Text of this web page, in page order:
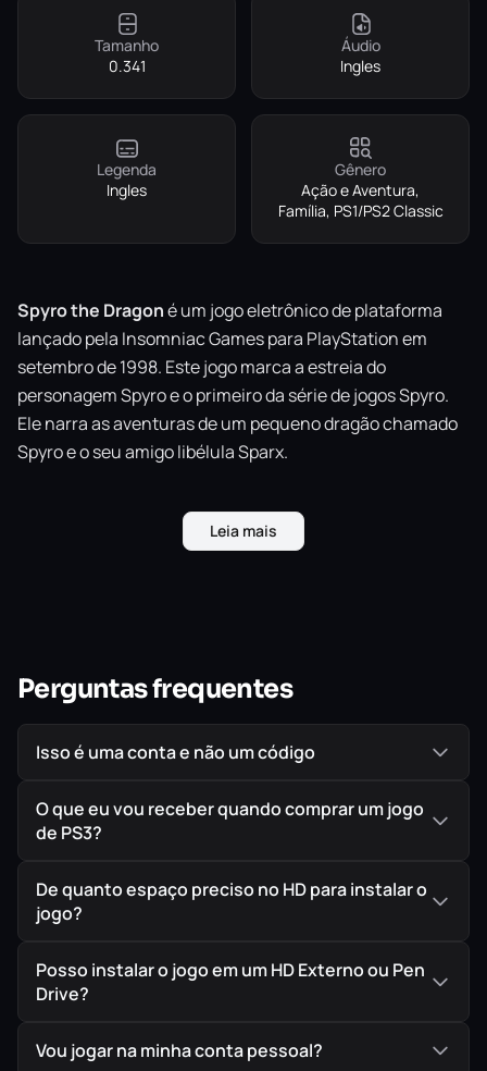
Tamanho
0.341
Áudio
Ingles
Legenda
Ingles
Gênero
Ação e Aventura,
Família, PS1/PS2 Classic
Spyro the Dragoné um jogo eletrônico de plataforma
lançado pela Insomniac Games para PlayStation em
setembro de 1998. Este jogo marca a estreia do
personagem Spyro e o primeiro da série de jogos Spyro.
Ele narra as aventuras de um pequeno dragão chamado
Spyro e o seu amigo libélula Sparx.
Leia mais
Perguntas frequentes
Isso é uma conta e não um código
O que eu vou receber quando comprar um jogo
de PS3?
De quanto espaço preciso no HD para instalar o
jogo?
Posso instalar o jogo em um HD Externo ou Pen
Drive?
Vou jogar na minha conta pessoal?